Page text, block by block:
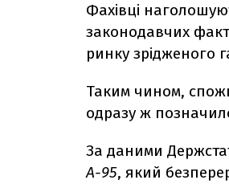
Фахівці
законодавчих
ринку зрідженого
Таким чином,
одразу ж
За даними
А-95, який